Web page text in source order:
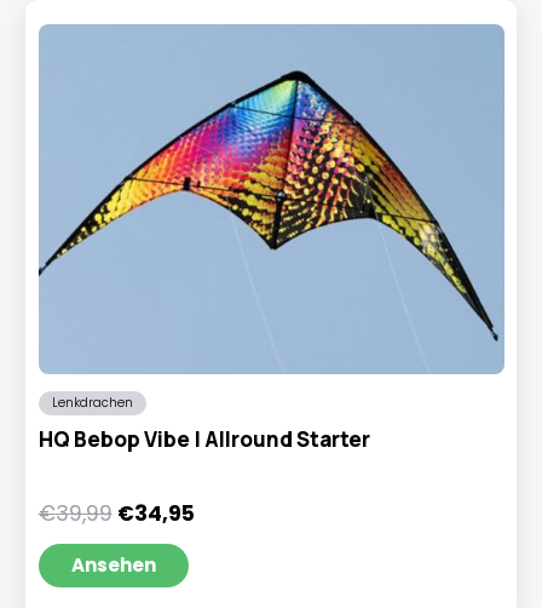
Lenkdrachen
HQ Bebop Vibe | Allround Starter
€39,99 Ursprünglicher
Preis
war:
€39,99
€34,95Aktueller
Ansehen